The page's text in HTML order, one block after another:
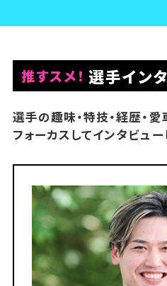
推すスメ！ 選手イン
選手の趣味・特技・経歴・愛
フォーカスしてインタビュー